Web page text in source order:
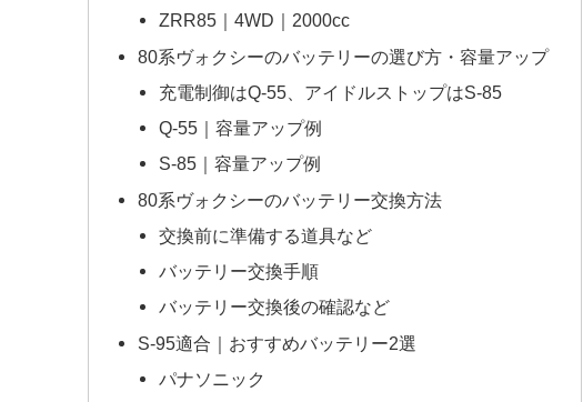
ZRR85｜4WD｜2000cc
80系ヴォクシーのバッテリーの選び方・容量アップ
充電制御はQ-55、アイドルストップはS-85
Q-55｜容量アップ例
S-85｜容量アップ例
80系ヴォクシーのバッテリー交換方法
交換前に準備する道具など
バッテリー交換手順
バッテリー交換後の確認など
S-95適合｜おすすめバッテリー2選
パナソニック